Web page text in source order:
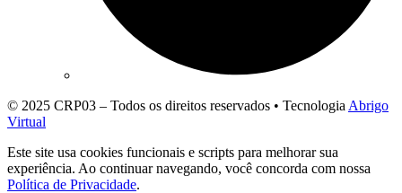
© 2025 CRP03 – Todos os direitos reservados • Tecnologia Abrigo
Virtual
Este site usa cookies funcionais e scripts para melhorar sua
experiência. Ao continuar navegando, você concorda com nossa
Política de Privacidade.